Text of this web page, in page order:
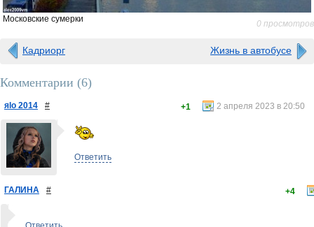
Московские сумерки 0 просмотров
Кадриорг Жизнь в автобусе
Комментарии (6)
яlo 2014 # 2 апреля 2023 в 20:50
+1
Ответить
ГАЛИНА # +4